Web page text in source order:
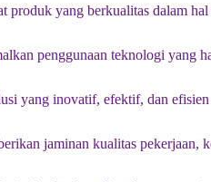
produk yang berkualitas dalam
penggunaan teknologi yang
yang inovatif, efektif, dan
jaminan kualitas pekerjaan,